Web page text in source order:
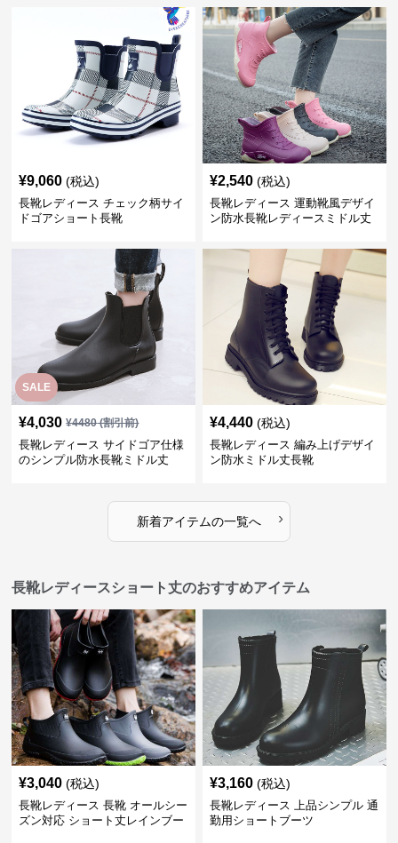
¥9,060 (税込)
長靴レディース チェック柄サイ
ドゴアショート長靴
¥2,540 (税込)
長靴レディース 運動靴風デザイ
ン防水長靴レディースミドル丈
SALE
¥4,030 ¥4480(割引前)
長靴レディース サイドゴア仕様
のシンプル防水長靴ミドル丈
¥4,440 (税込)
長靴レディース 編み上げデザイ
ン防水ミドル丈長靴
新着アイテムの一覧へ ›
長靴レディースショート丈のおすすめアイテム
¥3,040 (税込)
長靴レディース 長靴 オールシー
ズン対応 ショート丈レインブー
¥3,160 (税込)
長靴レディース 上品シンプル 通
勤用ショートブーツ